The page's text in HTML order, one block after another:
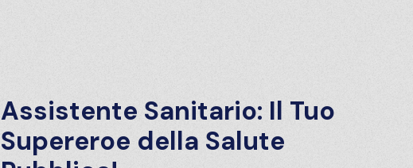
Assistente Sanitario: Il Tuo
Supereroe della Salute